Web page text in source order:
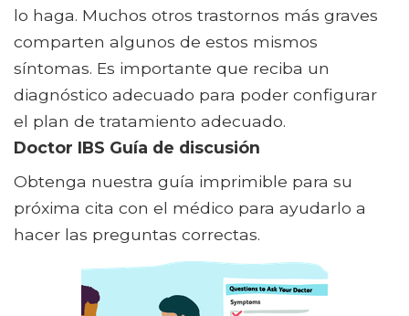
lo haga. Muchos otros trastornos más graves
comparten algunos de estos mismos
síntomas. Es importante que reciba un
diagnóstico adecuado para poder configurar
el plan de tratamiento adecuado.
Doctor IBS Guía de discusión
Obtenga nuestra guía imprimible para su
próxima cita con el médico para ayudarlo a
hacer las preguntas correctas.